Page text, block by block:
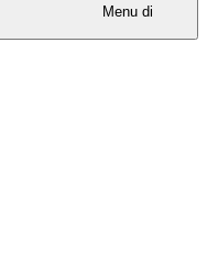
Menu di